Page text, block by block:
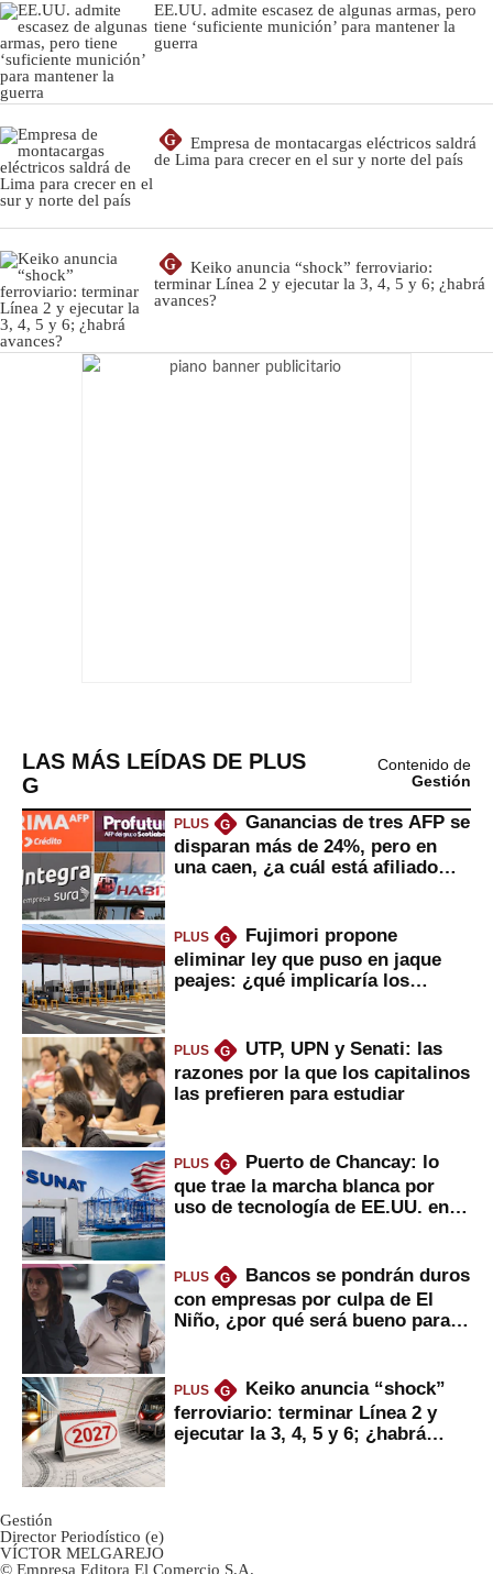
EE.UU. admite escasez de algunas armas, pero
tiene ‘suficiente munición’ para mantener la
guerra
G
Empresa de montacargas eléctricos saldrá
de Lima para crecer en el sur y norte del país
G
Keiko anuncia “shock” ferroviario:
terminar Línea 2 y ejecutar la 3, 4, 5 y 6; ¿habrá
avances?
LAS MÁS LEÍDAS DE PLUS
G
Contenido de
Gestión
PLUS G
Ganancias de tres AFP se
disparan más de 24%, pero en
una caen, ¿a cuál está afiliado
PLUS G
Fujimori propone
eliminar ley que puso en jaque
peajes: ¿qué implicaría los
PLUS G
UTP, UPN y Senati: las
razones por la que los capitalinos
las prefieren para estudiar
PLUS G
Puerto de Chancay: lo
que trae la marcha blanca por
uso de tecnología de EE.UU. en
PLUS G
Bancos se pondrán duros
con empresas por culpa de El
Niño, ¿por qué será bueno para
PLUS G
Keiko anuncia “shock”
ferroviario: terminar Línea 2 y
ejecutar la 3, 4, 5 y 6; ¿habrá
Gestión
Director Periodístico (e)
VÍCTOR MELGAREJO
© Empresa Editora El Comercio S.A.